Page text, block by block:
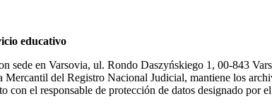
educativo
sede en Varsovia, ul. Rondo Daszyńskiego 1, 00-843
del Registro Nacional Judicial, mantiene los
el responsable de protección de datos designado por